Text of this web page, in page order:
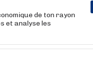
de ton rayon
et analyse les